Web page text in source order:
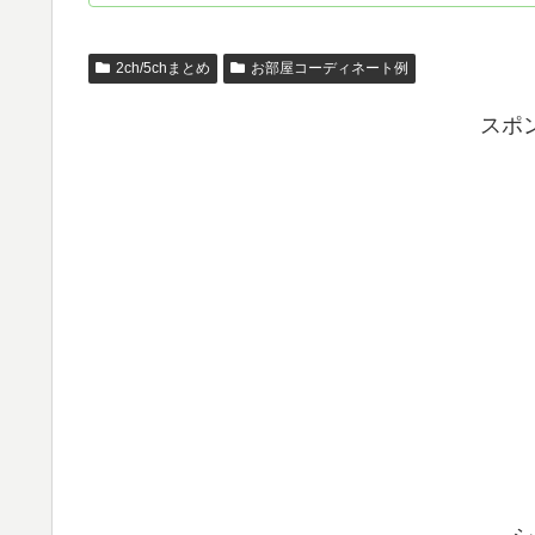
2ch/5chまとめ お部屋コーディネート例
スポ